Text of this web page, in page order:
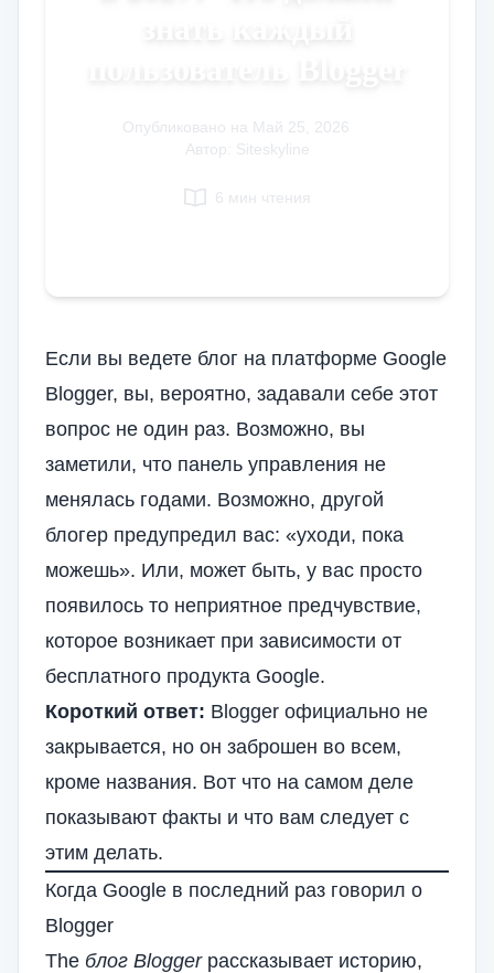
Danish
Polish
Опубликовано на Май 25, 2026
Автор: Siteskyline
6 мин чтения
Если вы ведете блог на платформе Google
Blogger, вы, вероятно, задавали себе этот
вопрос не один раз. Возможно, вы
заметили, что панель управления не
менялась годами. Возможно, другой
блогер предупредил вас: «уходи, пока
можешь». Или, может быть, у вас просто
появилось то неприятное предчувствие,
которое возникает при зависимости от
бесплатного продукта Google.
Короткий ответ: Blogger официально не
закрывается, но он заброшен во всем,
кроме названия. Вот что на самом деле
показывают факты и что вам следует с
этим делать.
Когда Google в последний раз говорил о
Blogger
The блог Bloggerрассказывает историю,